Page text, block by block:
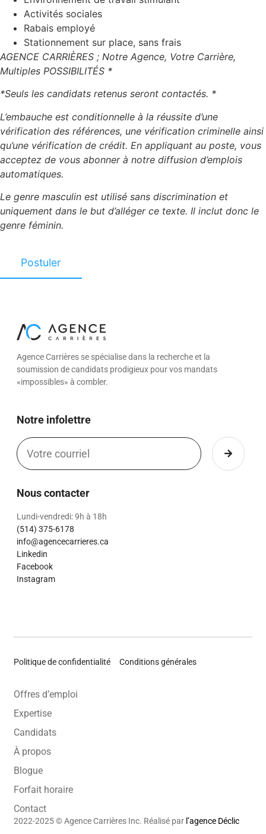
Activités sociales
Rabais employé
Stationnement sur place, sans frais
AGENCE CARRIÈRES ; Notre Agence, Votre Carrière,
Multiples POSSIBILITÉS *
*Seuls les candidats retenus seront contactés. *
L’embauche est conditionnelle à la réussite d’une
vérification des références, une vérification criminelle ainsi
qu’une vérification de crédit. En appliquant au poste, vous
acceptez de vous abonner à notre diffusion d’emplois
automatiques.
Le genre masculin est utilisé sans discrimination et
uniquement dans le but d’alléger ce texte. Il inclut donc le
genre féminin.
Agence Carrières se spécialise dans la recherche et la
soumission de candidats prodigieux pour vos mandats
«impossibles» à combler.
Notre infolettre
Nous contacter
Lundi-vendredi: 9h à 18h
(514) 375-6178
info@agencecarrieres.ca
Linkedin
Facebook
Instagram
2022-2025 © Agence Carrières Inc. Réalisé par l’agence Déclic
Politique de confidentialité Conditions générales
Offres d’emploi
Expertise
Candidats
À propos
Blogue
Forfait horaire
Contact